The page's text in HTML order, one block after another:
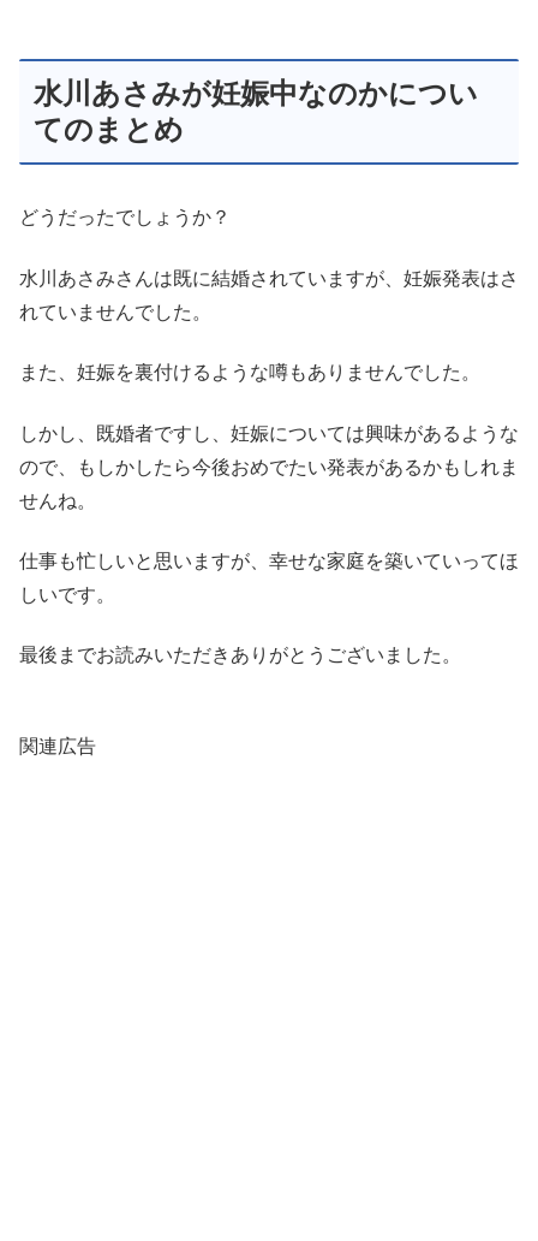
水川あさみが妊娠中なのかについ
てのまとめ
どうだったでしょうか？
水川あさみさんは既に結婚されていますが、妊娠発表はさ
れていませんでした。
また、妊娠を裏付けるような噂もありませんでした。
しかし、既婚者ですし、妊娠については興味があるような
ので、もしかしたら今後おめでたい発表があるかもしれま
せんね。
仕事も忙しいと思いますが、幸せな家庭を築いていってほ
しいです。
最後までお読みいただきありがとうございました。
関連広告